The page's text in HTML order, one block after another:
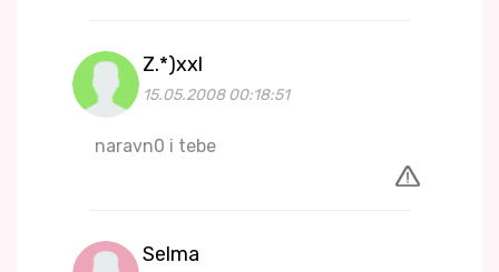
Z.*)xxl
15.05.2008 00:18:51
naravn0 i tebe
Selma